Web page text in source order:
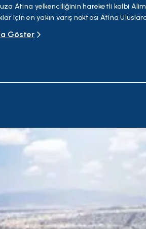
Atina yelkenciliğinin hareketli kalbi
için en yakın varış noktası Atina
arabaların yerini aldığı ve büyük
zamansız ihtişama adım atın. Ardından,
ormanları ve sakin plajlarıyla
bir tiyatronun geçmiş dönemlerin
öptüğü adaların anılarını, dost
taşıyan Alimos Marina'ya dönün.
özünü keşfetmeye davet ederek
Göster